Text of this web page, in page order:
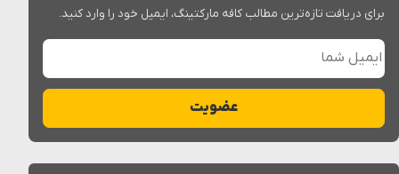
برای دریافت تازه‌ترین مطالب کافه مارکتینگ، ایمیل خود را وارد کنید.
ایمیل شما
عضویت